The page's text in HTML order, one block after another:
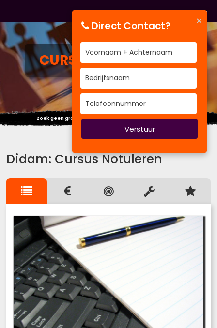
CURSUSNOTULEREN
Zoek geen grote woorden als een klein gebaar volstaat.
Didam: Cursus Notuleren
×
Direct Contact?
Verstuur